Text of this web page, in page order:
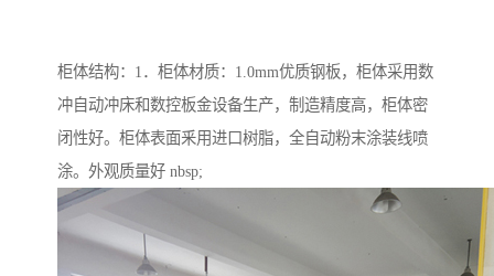
柜体结构：1．柜体材质：1.0mm优质钢板，柜体采用数
冲自动冲床和数控板金设备生产，制造精度高，柜体密
闭性好。柜体表面釆用进口树脂，全自动粉末涂装线喷
涂。外观质量好 nbsp;